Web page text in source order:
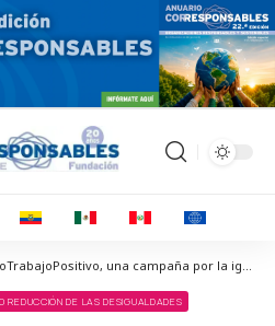
Corresponsables > Opinión > #YoTrabajoPositivo, una campaña por la igualdad de oportunidades de las personas con el VIH en el ámbito laboral
REDUCCIÓN DE LAS DESIGUALDADES